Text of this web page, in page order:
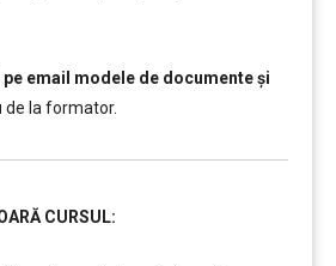
pe email modele de documente și
de la formator.
CURSUL: